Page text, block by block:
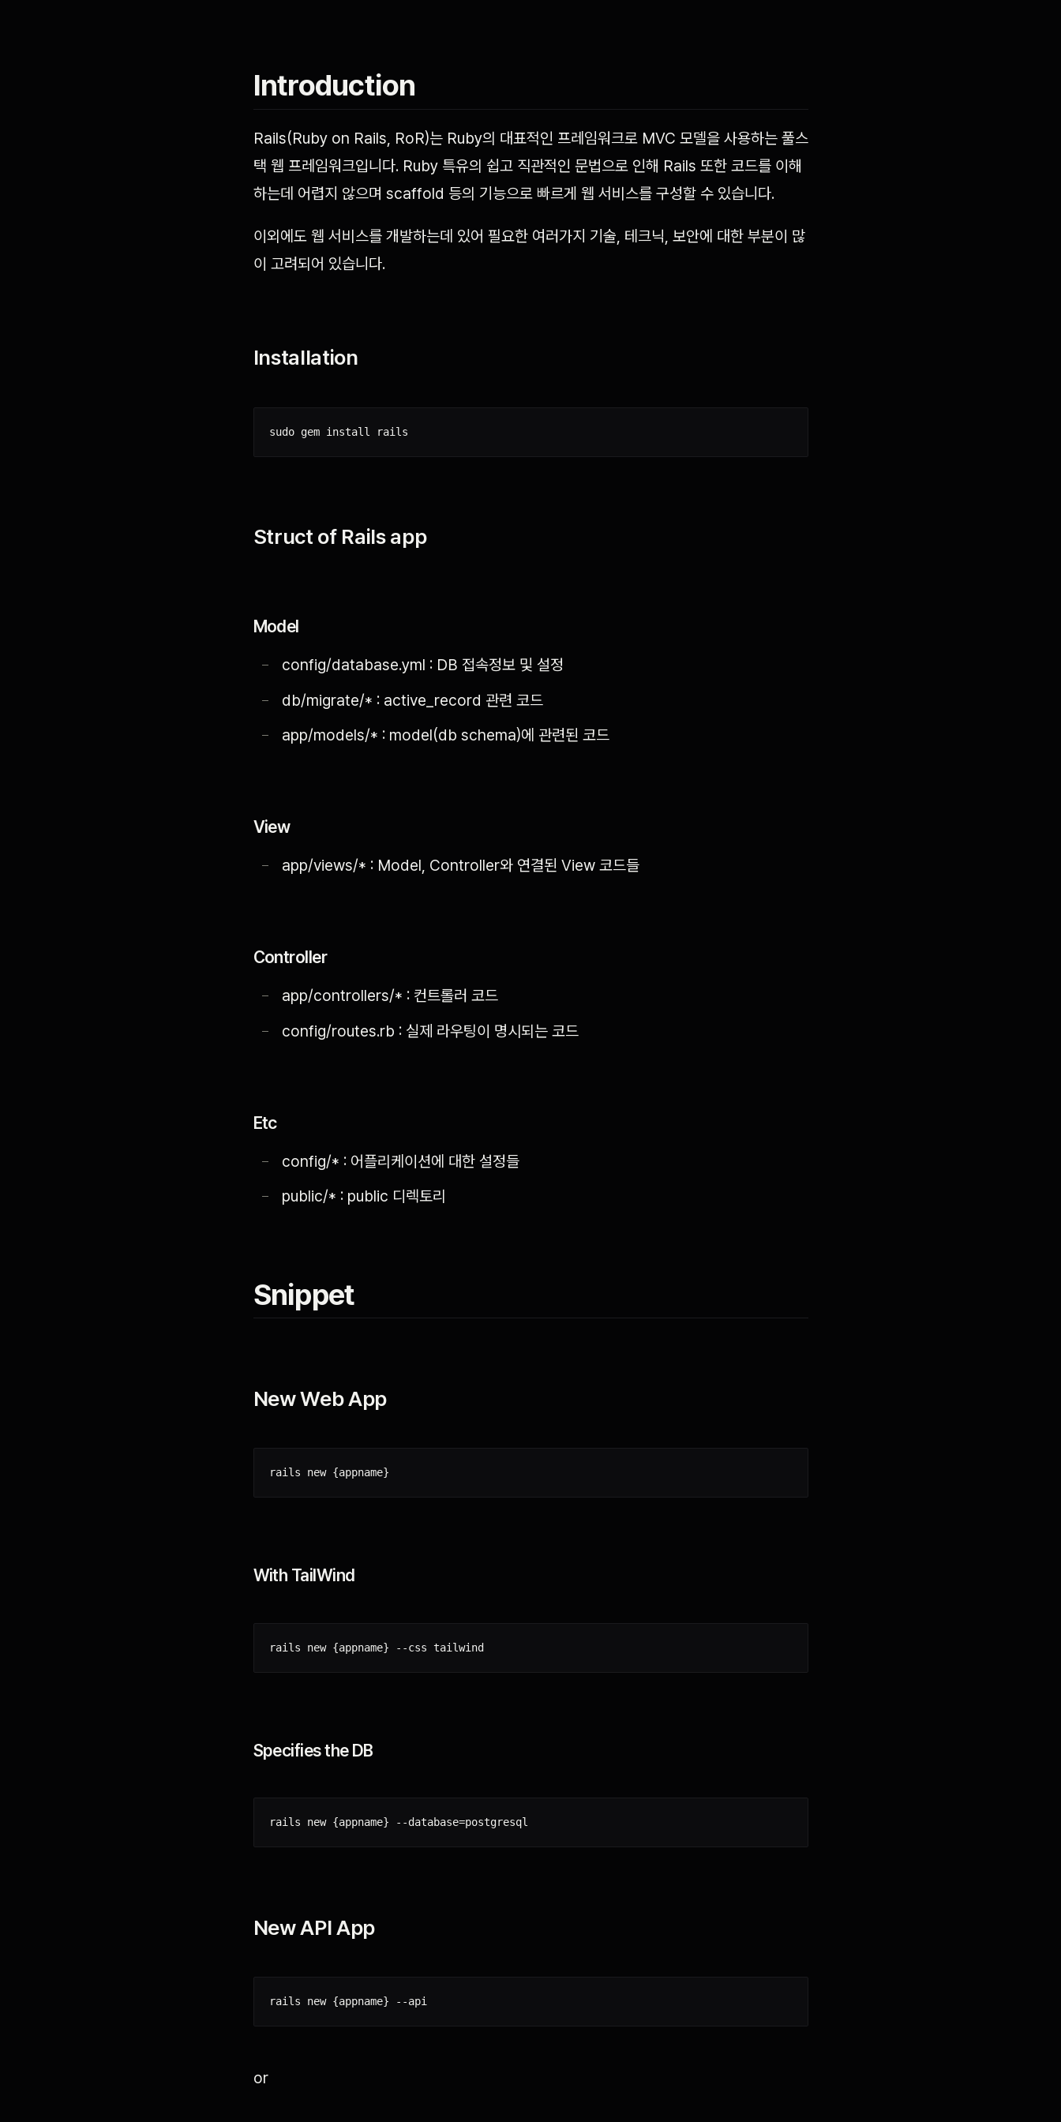
Introduction
Rails(Ruby on Rails, RoR)는 Ruby의 대표적인 프레임워크로 MVC 모델을 사용하는 풀스
택 웹 프레임워크입니다. Ruby 특유의 쉽고 직관적인 문법으로 인해 Rails 또한 코드를 이해
하는데 어렵지 않으며 scaffold 등의 기능으로 빠르게 웹 서비스를 구성할 수 있습니다.
이외에도 웹 서비스를 개발하는데 있어 필요한 여러가지 기술, 테크닉, 보안에 대한 부분이 많
이 고려되어 있습니다.
Installation
Struct of Rails app
Model
config/database.yml : DB 접속정보 및 설정
db/migrate/* : active_record 관련 코드
app/models/* : model(db schema)에 관련된 코드
View
app/views/* : Model, Controller와 연결된 View 코드들
Controller
app/controllers/* : 컨트롤러 코드
config/routes.rb : 실제 라우팅이 명시되는 코드
Etc
config/* : 어플리케이션에 대한 설정들
public/* : public 디렉토리
Snippet
New Web App
rails new {appname}
With TailWind
rails new {appname}
Specifies the DB
rails new {appname} --database=
New API App
rails new {appname} --api
or